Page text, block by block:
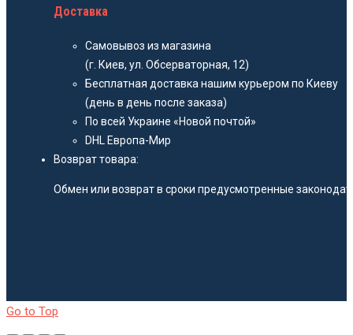
Доставка
Самовывоз из магазина
(г. Киев, ул. Обсерваторная, 12)
Бесплатная доставка нашим курьером по Киеву
(день в день после заказа)
По всей Украине «Новой почтой»
DHL Европа-Мир
Возврат товара:
Обмен или возврат в сроки предусмотренные
Go to Top